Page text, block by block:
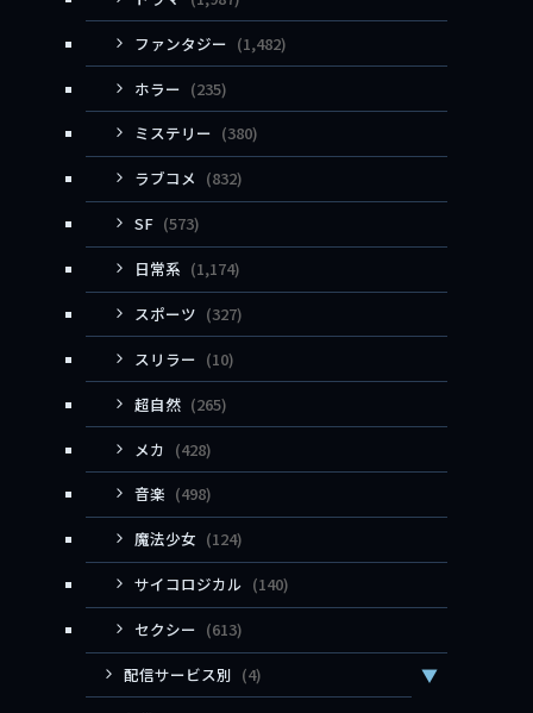
ファンタジー (1,482)
ホラー (235)
ミステリー (380)
ラブコメ (832)
SF (573)
日常系 (1,174)
スポーツ (327)
スリラー (10)
超自然 (265)
メカ (428)
音楽 (498)
魔法少女 (124)
サイコロジカル (140)
セクシー (613)
配信サービス別 (4) ▼